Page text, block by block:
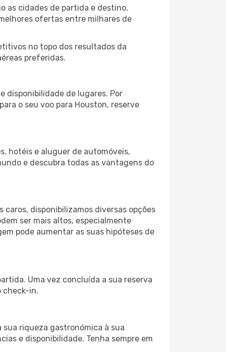
as cidades de partida e destino,
ofertas entre milhares de
no topo dos resultados da
preferidas.
disponibilidade de lugares. Por
o seu voo para Houston, reserve
hotéis e aluguer de automóveis,
e descubra todas as vantagens do
caros, disponibilizamos diversas opções
ser mais altos, especialmente
pode aumentar as suas hipóteses de
Uma vez concluída a sua reserva
check-in.
sua riqueza gastronómica à sua
e disponibilidade. Tenha sempre em